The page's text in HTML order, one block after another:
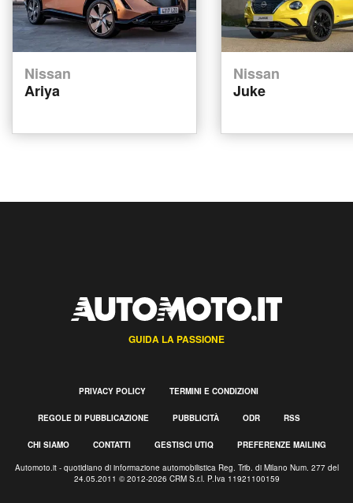
Nissan
Ariya
Nissan
Juke
GUIDA LA PASSIONE
PRIVACY POLICY TERMINI E CONDIZIONI
REGOLE DI PUBBLICAZIONE PUBBLICITÀ ODR RSS
CHI SIAMO CONTATTI GESTISCI UTIQ PREFERENZE MAILING
Automoto.it - quotidiano di informazione automobilistica Reg. Trib. di Milano Num. 277 del
24.05.2011 © 2012-2026 CRM S.r.l. P.Iva 11921100159